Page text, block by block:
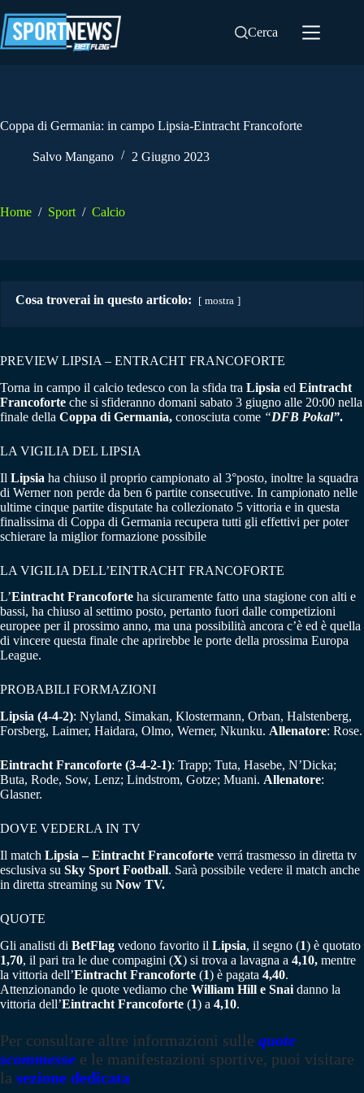
al
contenuto
Cerca
Coppa di Germania: in campo Lipsia-Eintracht Francoforte
Salvo Mangano 2 Giugno 2023
Home / Sport / Calcio
Cosa troverai in questo articolo: mostra
PREVIEW LIPSIA – ENTRACHT FRANCOFORTE
Torna in campo il calcio tedesco con la sfida tra Lipsia ed Eintracht
Francoforte che si sfideranno domani sabato 3 giugno alle 20:00 nella
finale della Coppa di Germania, conosciuta come “DFB Pokal”.
LA VIGILIA DEL LIPSIA
Il Lipsia ha chiuso il proprio campionato al 3°posto, inoltre la squadra
di Werner non perde da ben 6 partite consecutive. In campionato nelle
ultime cinque partite disputate ha collezionato 5 vittoria e in questa
finalissima di Coppa di Germania recupera tutti gli effettivi per poter
schierare la miglior formazione possibile
LA VIGILIA DELL’EINTRACHT FRANCOFORTE
L’Eintracht Francoforte ha sicuramente fatto una stagione con alti e
bassi, ha chiuso al settimo posto, pertanto fuori dalle competizioni
europee per il prossimo anno, ma una possibilità ancora c’è ed è quella
di vincere questa finale che aprirebbe le porte della prossima Europa
League.
PROBABILI FORMAZIONI
Lipsia (4-4-2): Nyland, Simakan, Klostermann, Orban, Halstenberg,
Forsberg, Laimer, Haidara, Olmo, Werner, Nkunku. Allenatore: Rose.
Eintracht Francoforte (3-4-2-1): Trapp; Tuta, Hasebe, N’Dicka;
Buta, Rode, Sow, Lenz; Lindstrom, Gotze; Muani. Allenatore:
Glasner.
DOVE VEDERLA IN TV
Il match Lipsia – Eintracht Francoforte verrá trasmesso in diretta tv
esclusiva su Sky Sport Football. Sarà possibile vedere il match anche
in diretta streaming su Now TV.
QUOTE
Gli analisti di BetFlag vedono favorito il Lipsia, il segno (1) è quotato
1,70, il pari tra le due compagini (X) si trova a lavagna a 4,10, mentre
la vittoria dell’Eintracht Francoforte (1) è pagata 4,40.
Attenzionando le quote vediamo che William Hill e Snai danno la
vittoria dell’Eintracht Francoforte (1) a 4,10.
Per consultare altre informazioni sulle quote
scommesse e le manifestazioni sportive, puoi visitare
la sezione dedicata